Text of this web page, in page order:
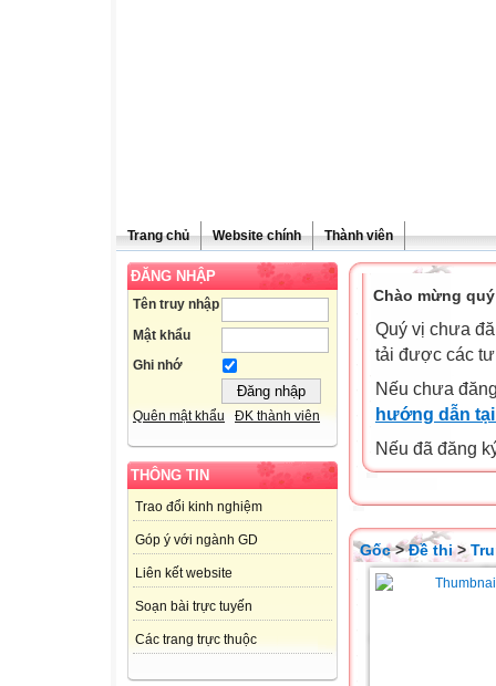
Trang chủ Website chính Thành viên
ĐĂNG NHẬP
Tên truy nhập
Mật khẩu
Ghi nhớ
Quên mật khẩu ĐK thành viên
THÔNG TIN
Trao đổi kinh nghiệm
Góp ý với ngành GD
Liên kết website
Soạn bài trực tuyến
Các trang trực thuộc
Chào mừng
Quý vị chưa
tải được các
Nếu chưa
hướng dẫn
Nếu đã đăng
Gốc>Đề thi>